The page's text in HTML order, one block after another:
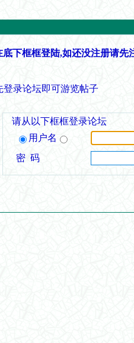
下框框登陆,如还没注册请先
登录论坛即可游览帖子
请从以下框框登录论坛
用户名
密 码